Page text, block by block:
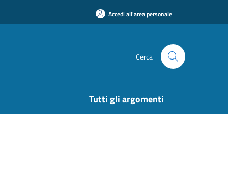
Accedi all'area personale
Cerca
Tutti gli argomenti